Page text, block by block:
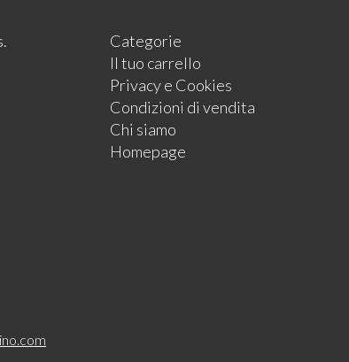
Categorie
Il tuo carrello
Privacy e Cookies
Condizioni di vendita
Chi siamo
Homepage